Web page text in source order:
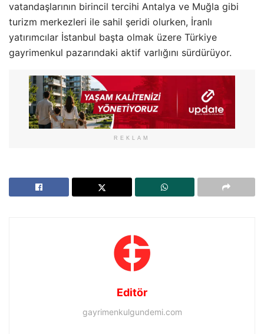
vatandaşlarının birincil tercihi Antalya ve Muğla gibi
turizm merkezleri ile sahil şeridi olurken, İranlı
yatırımcılar İstanbul başta olmak üzere Türkiye
gayrimenkul pazarındaki aktif varlığını sürdürüyor.
REKLAM
Editör
gayrimenkulgundemi.com